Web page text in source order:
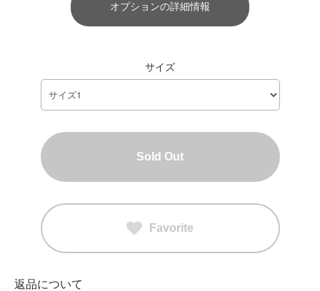
オプションの詳細情報
サイズ
Sold Out
Favorite
返品について